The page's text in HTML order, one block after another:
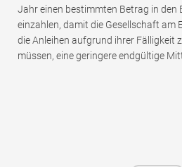
Jahr einen bestimmten Betrag in den
einzahlen, damit die Gesellschaft am
die Anleihen aufgrund ihrer Fälligkeit
müssen, eine geringere endgültige